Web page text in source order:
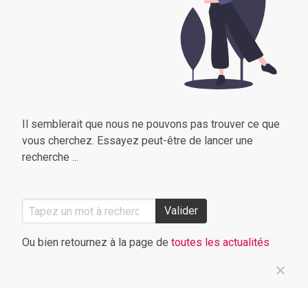
Il semblerait que nous ne pouvons pas trouver ce que
vous cherchez. Essayez peut-être de lancer une
recherche ...
Valider
Ou bien retournez à la page de toutes les actualités